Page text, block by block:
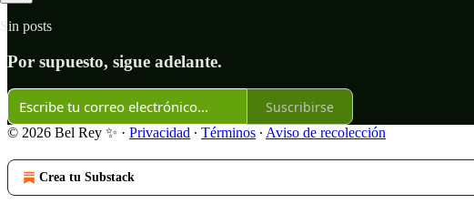
Sin posts
Por supuesto, sigue adelante.
Suscribirse
© 2026 Bel Rey ✨ · Privacidad ∙ Términos ∙ Aviso de recolección
Crea tu Substack